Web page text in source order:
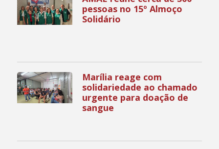
pessoas no 15º Almoço
Solidário
Marília reage com
solidariedade ao chamado
urgente para doação de
sangue